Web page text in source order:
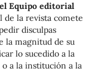
Equipo editorial
la revista comete
disculpas
la magnitud de su
lo sucedido a la
a la institución a la